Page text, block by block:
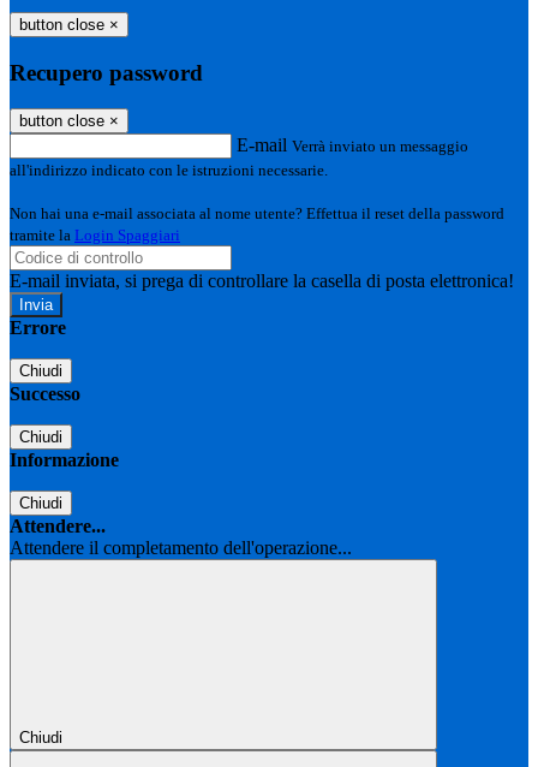
button close ×
Recupero password
button close ×
E-mail Verrà inviato un messaggio
all'indirizzo indicato con le istruzioni necessarie.
Non hai una e-mail associata al nome utente? Effettua il reset della password
tramite la Login Spaggiari
E-mail inviata, si prega di controllare la casella di posta elettronica!
Errore
Chiudi
Successo
Chiudi
Informazione
Chiudi
Attendere...
Attendere il completamento dell'operazione...
Chiudi